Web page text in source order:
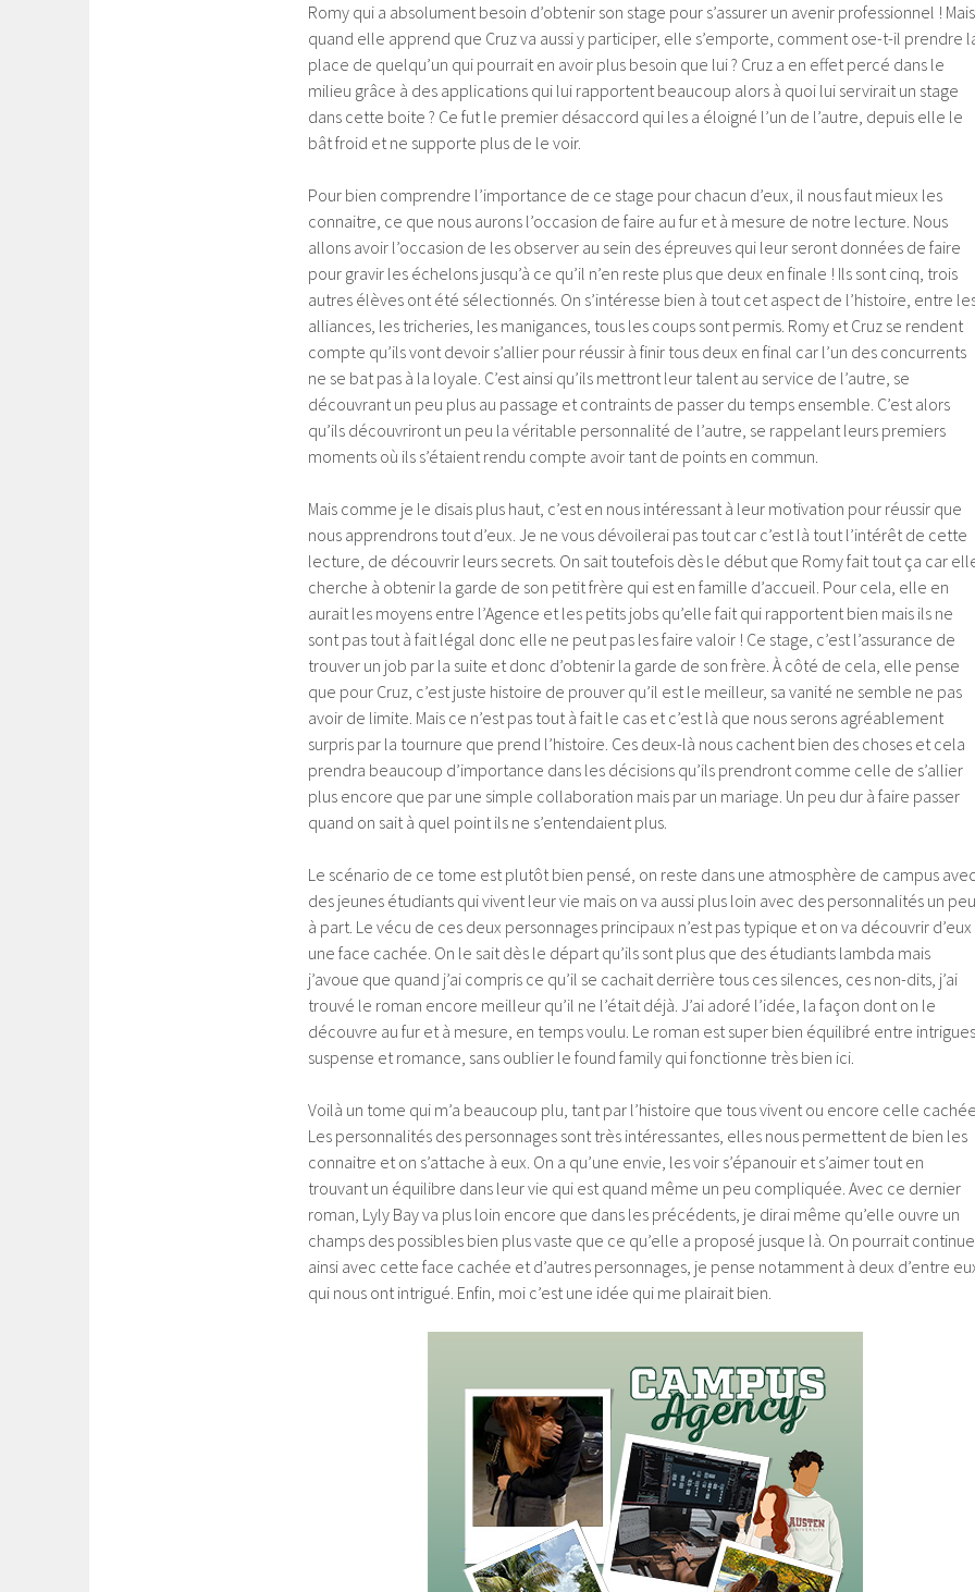
Romy qui a absolument besoin d’obtenir son stage pour s’assurer un avenir professionnel ! Mais
quand elle apprend que Cruz va aussi y participer, elle s’emporte, comment ose-t-il prendre
place de quelqu’un qui pourrait en avoir plus besoin que lui ? Cruz a en effet percé dans le
milieu grâce à des applications qui lui rapportent beaucoup alors à quoi lui servirait un stage
dans cette boite ? Ce fut le premier désaccord qui les a éloigné l’un de l’autre, depuis elle le
bât froid et ne supporte plus de le voir.
Pour bien comprendre l’importance de ce stage pour chacun d’eux, il nous faut mieux les
connaitre, ce que nous aurons l’occasion de faire au fur et à mesure de notre lecture. Nous
allons avoir l’occasion de les observer au sein des épreuves qui leur seront données de faire
pour gravir les échelons jusqu’à ce qu’il n’en reste plus que deux en finale ! Ils sont cinq, trois
autres élèves ont été sélectionnés. On s’intéresse bien à tout cet aspect de l’histoire, entre
alliances, les tricheries, les manigances, tous les coups sont permis. Romy et Cruz se rendent
compte qu’ils vont devoir s’allier pour réussir à finir tous deux en final car l’un des concurrents
ne se bat pas à la loyale. C’est ainsi qu’ils mettront leur talent au service de l’autre, se
découvrant un peu plus au passage et contraints de passer du temps ensemble. C’est alors
qu’ils découvriront un peu la véritable personnalité de l’autre, se rappelant leurs premiers
moments où ils s’étaient rendu compte avoir tant de points en commun.
Mais comme je le disais plus haut, c’est en nous intéressant à leur motivation pour réussir que
nous apprendrons tout d’eux. Je ne vous dévoilerai pas tout car c’est là tout l’intérêt de cette
lecture, de découvrir leurs secrets. On sait toutefois dès le début que Romy fait tout ça car
cherche à obtenir la garde de son petit frère qui est en famille d’accueil. Pour cela, elle en
aurait les moyens entre l’Agence et les petits jobs qu’elle fait qui rapportent bien mais ils ne
sont pas tout à fait légal donc elle ne peut pas les faire valoir ! Ce stage, c’est l’assurance de
trouver un job par la suite et donc d’obtenir la garde de son frère. À côté de cela, elle pense
que pour Cruz, c’est juste histoire de prouver qu’il est le meilleur, sa vanité ne semble ne pas
avoir de limite. Mais ce n’est pas tout à fait le cas et c’est là que nous serons agréablement
surpris par la tournure que prend l’histoire. Ces deux-là nous cachent bien des choses et cela
prendra beaucoup d’importance dans les décisions qu’ils prendront comme celle de s’allier
plus encore que par une simple collaboration mais par un mariage. Un peu dur à faire passer
quand on sait à quel point ils ne s’entendaient plus.
Le scénario de ce tome est plutôt bien pensé, on reste dans une atmosphère de campus
des jeunes étudiants qui vivent leur vie mais on va aussi plus loin avec des personnalités un peu
à part. Le vécu de ces deux personnages principaux n’est pas typique et on va découvrir d’eux
une face cachée. On le sait dès le départ qu’ils sont plus que des étudiants lambda mais
j’avoue que quand j’ai compris ce qu’il se cachait derrière tous ces silences, ces non-dits, j’ai
trouvé le roman encore meilleur qu’il ne l’était déjà. J’ai adoré l’idée, la façon dont on le
découvre au fur et à mesure, en temps voulu. Le roman est super bien équilibré entre
suspense et romance, sans oublier le found family qui fonctionne très bien ici.
Voilà un tome qui m’a beaucoup plu, tant par l’histoire que tous vivent ou encore celle
Les personnalités des personnages sont très intéressantes, elles nous permettent de bien les
connaitre et on s’attache à eux. On a qu’une envie, les voir s’épanouir et s’aimer tout en
trouvant un équilibre dans leur vie qui est quand même un peu compliquée. Avec ce dernier
roman, Lyly Bay va plus loin encore que dans les précédents, je dirai même qu’elle ouvre un
champs des possibles bien plus vaste que ce qu’elle a proposé jusque là. On pourrait
ainsi avec cette face cachée et d’autres personnages, je pense notamment à deux d’entre
qui nous ont intrigué. Enfin, moi c’est une idée qui me plairait bien.